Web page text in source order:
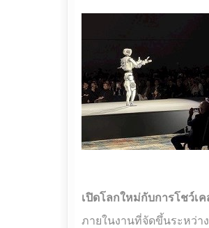
เปิดโลกใหม่กับการโชว์เ
ภายในงานที่จัดขึ้นระหว่า